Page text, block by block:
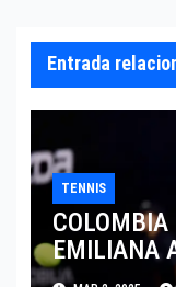
Entrada
TENNIS
COLOMBIA
EMILIANA
ABIERTO